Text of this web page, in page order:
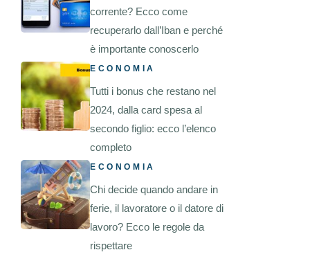
corrente? Ecco come
recuperarlo dall’Iban e perché
è importante conoscerlo
ECONOMIA
Tutti i bonus che restano nel
2024, dalla card spesa al
secondo figlio: ecco l’elenco
completo
ECONOMIA
Chi decide quando andare in
ferie, il lavoratore o il datore di
lavoro? Ecco le regole da
rispettare